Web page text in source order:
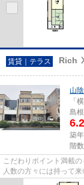
賃貸｜テラス Rich
山
「
島
6.2
築
階
こだわりポイント満載
人数の方々には持って
歩圏内。車のない生活も